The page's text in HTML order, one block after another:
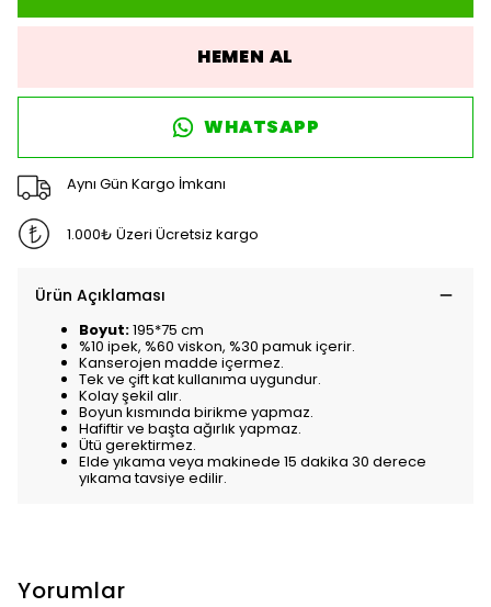
HEMEN AL
WHATSAPP
Aynı Gün Kargo İmkanı
1.000₺ Üzeri Ücretsiz kargo
Ürün Açıklaması
Boyut:195*75 cm
%10 ipek, %60 viskon, %30 pamuk içerir.
Kanserojen madde içermez.
Tek ve çift kat kullanıma uygundur.
Kolay şekil alır.
Boyun kısmında birikme yapmaz.
Hafiftir ve başta ağırlık yapmaz.
Ütü gerektirmez.
Elde yıkama veya makinede 15 dakika 30 derece
yıkama tavsiye edilir.
Yorumlar